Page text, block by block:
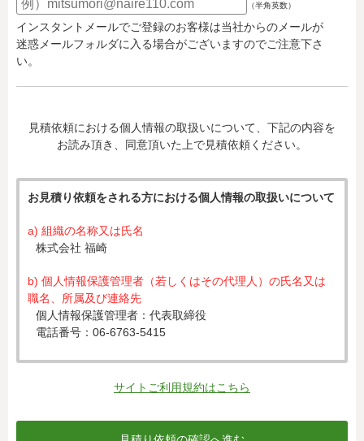
（半角英数）
インスタントメールでご登録のお客様は当社からのメールが
迷惑メールフォルダに入る場合がございますのでご注意下さ
い。
見積依頼における個人情報の取扱いについて、下記の内容を
お読み頂き、同意頂いた上で見積依頼ください。
お見積り依頼をされる方における個人情報の取扱いについて
a) 組織の名称又は氏名
株式会社 福崎
b) 個人情報保護管理者（若しくはその代理人）の氏名又は
職名、所属及び連絡先
個人情報保護管理者：代表取締役
電話番号：06-6763-5415
c) 個人情報の利用目的
入力された個人情報は、お見積り依頼への対応のために利
d) 個人情報の第三者提供について
サイトご利用規約はこちら